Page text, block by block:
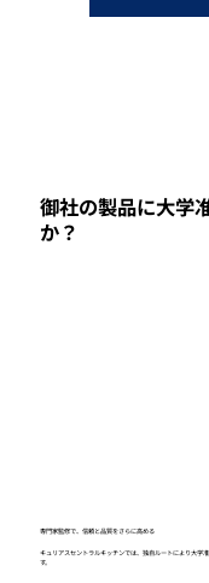
御社の製品に大学
か？
専門家監修で、信頼と品質をさらに高める
キュリアスセントラルキッチンでは、独自ルートにより大学
す。